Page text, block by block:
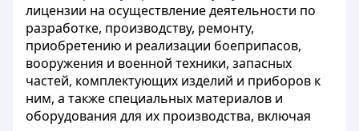
лицензии на осуществление деятельности по
разработке, производству, ремонту,
приобретению и реализации боеприпасов,
вооружения и военной техники, запасных
частей, комплектующих изделий и приборов к
ним, а также специальных материалов и
оборудования для их производства, включая